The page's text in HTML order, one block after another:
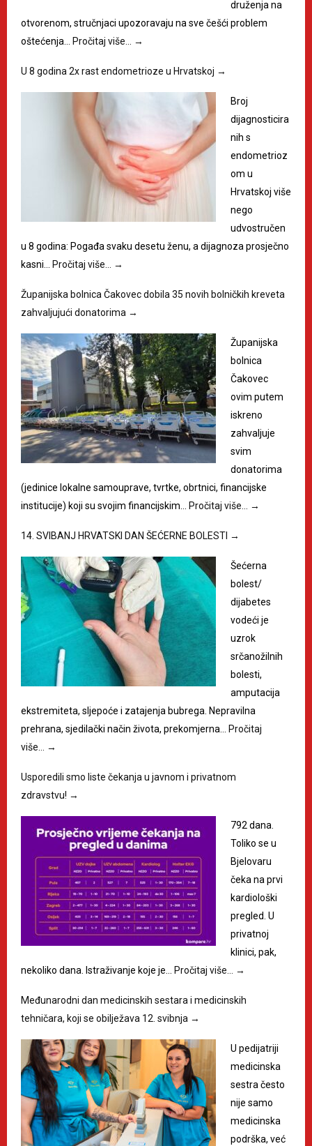
druženja na
otvorenom, stručnjaci upozoravaju na sve češći problem
oštećenja… Pročitaj više… →
U 8 godina 2x rast endometrioze u Hrvatskoj →
Broj
dijagnosticira
nih s
endometrioz
om u
Hrvatskoj više
nego
udvostručen
u 8 godina: Pogađa svaku desetu ženu, a dijagnoza prosječno
kasni… Pročitaj više… →
Županijska bolnica Čakovec dobila 35 novih bolničkih kreveta
zahvaljujući donatorima →
Županijska
bolnica
Čakovec
ovim putem
iskreno
zahvaljuje
svim
donatorima
(jedinice lokalne samouprave, tvrtke, obrtnici, financijske
institucije) koji su svojim financijskim… Pročitaj više… →
14. SVIBANJ HRVATSKI DAN ŠEĆERNE BOLESTI →
Šećerna
bolest/
dijabetes
vodeći je
uzrok
srčanožilnih
bolesti,
amputacija
ekstremiteta, sljepoće i zatajenja bubrega. Nepravilna
prehrana, sjedilački način života, prekomjerna… Pročitaj
više… →
Usporedili smo liste čekanja u javnom i privatnom
zdravstvu! →
792 dana.
Toliko se u
Bjelovaru
čeka na prvi
kardiološki
pregled. U
privatnoj
klinici, pak,
nekoliko dana. Istraživanje koje je… Pročitaj više… →
Međunarodni dan medicinskih sestara i medicinskih
tehničara, koji se obilježava 12. svibnja →
U pedijatriji
medicinska
sestra često
nije samo
medicinska
podrška, već